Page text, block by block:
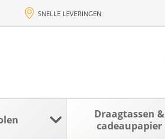
SNELLE LEVERINGEN
Draagtassen &
cadeaupapier